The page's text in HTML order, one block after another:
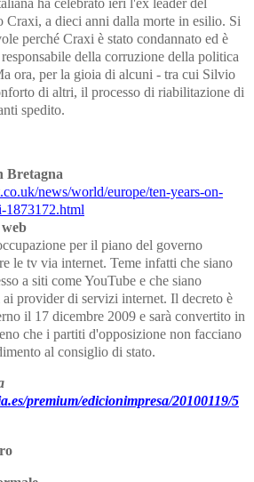
Craxi, a dieci anni dalla morte in esilio. Si
perché Craxi è stato condannato ed è
della corruzione della politica
ora, per la gioia di alcuni - tra cui Silvio
di altri, il processo di riabilitazione di
spedito.
Bretagna
news/world/europe/ten-years-on-
1873172.html
per il piano del governo
le tv via internet. Teme infatti che siano
a siti come YouTube e che siano
provider di servizi internet. Il decreto è
il 17 dicembre 2009 e sarà convertito in
che i partiti d'opposizione non facciano
al consiglio di stato.
premium/edicionimpresa/20100119/5